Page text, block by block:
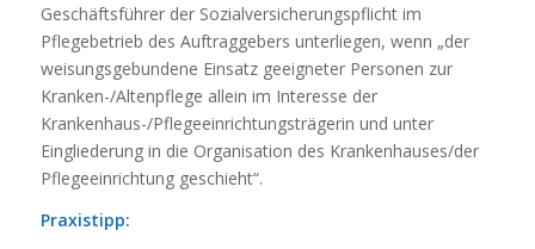
Geschäftsführer der Sozialversicherungspflicht im
Pflegebetrieb des Auftraggebers unterliegen, wenn „der
weisungsgebundene Einsatz geeigneter Personen zur
Kranken-/Altenpflege allein im Interesse der
Krankenhaus-/Pflegeeinrichtungsträgerin und unter
Eingliederung in die Organisation des Krankenhauses/der
Pflegeeinrichtung geschieht“.
Praxistipp: